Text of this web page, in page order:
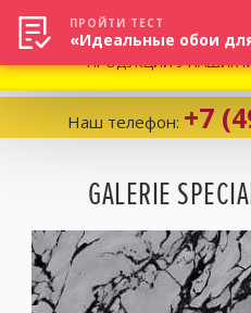
Корзина:0
Избранное: 0
Наш телефон: +7
GALERIE
ВНИМАНИЕ! В СВЯЗИ С
УТОЧНЯТЬ АКТУАЛЬНУЮ
ПРОДУКЦИИ У НАШИХ
ПРОЙТИ ТЕСТ